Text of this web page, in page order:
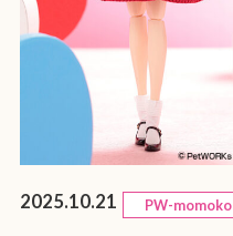
2025.10.21 PW-momoko